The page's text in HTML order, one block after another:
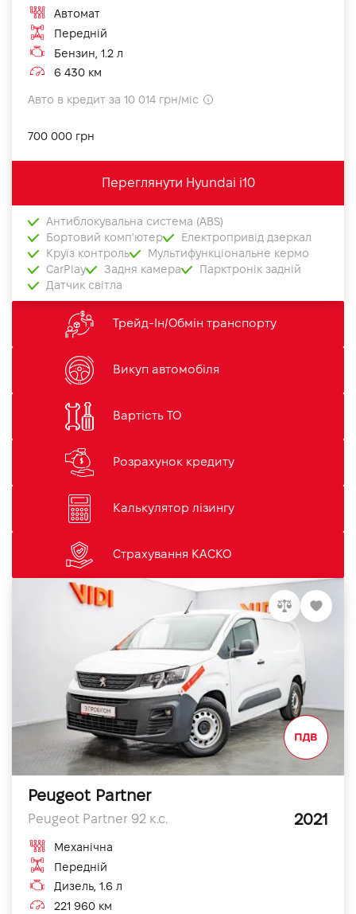
Автомат
Передній
Бензин, 1.2 л
6 430 км
Авто в кредит за 10 014 грн/міс
700 000 грн
Переглянути Hyundai i10
Антиблокувальна система (ABS)
Бортовий комп'ютер
Електропривід дзеркал
Круїз контроль
Мультифункціональне кермо
CarPlay
Задня камера
Парктронік задній
Датчик світла
Трейд-Ін/Обмін транспорту
Викуп автомобіля
Вартість ТО
Розрахунок кредиту
Калькулятор лізингу
Страхування КАСКО
Peugeot Partner
Peugeot Partner 92 к.с. 2021
Механічна
Передній
Дизель, 1.6 л
221 960 км